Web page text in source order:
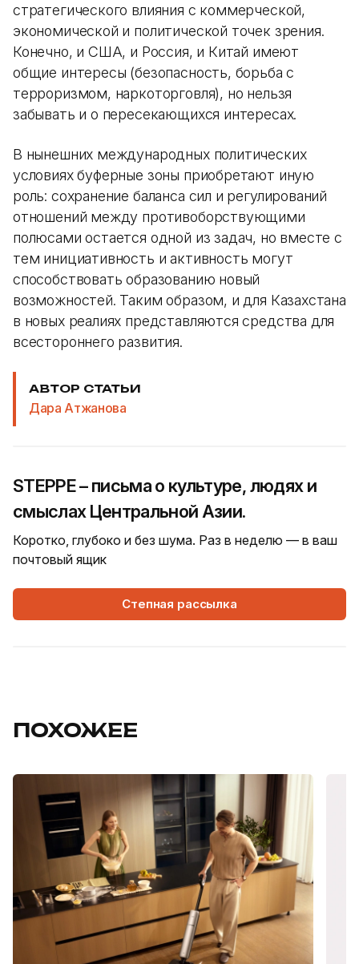
стратегического влияния с коммерческой,
экономической и политической точек зрения.
Конечно, и США, и Россия, и Китай имеют
общие интересы (безопасность, борьба с
терроризмом, наркоторговля), но нельзя
забывать и о пересекающихся интересах.
В нынешних международных политических
условиях буферные зоны приобретают иную
роль: сохранение баланса сил и регулирований
отношений между противоборствующими
полюсами остается одной из задач, но вместе с
тем инициативность и активность могут
способствовать образованию новый
возможностей. Таким образом, и для Казахстана
в новых реалиях представляются средства для
всестороннего развития.
АВТОР СТАТЬИ
Дара Атжанова
STEPPE – письма о культуре, людях и
смыслах Центральной Азии.
Коротко, глубоко и без шума. Раз в неделю — в ваш
почтовый ящик
Степная рассылка
ПОХОЖЕЕ